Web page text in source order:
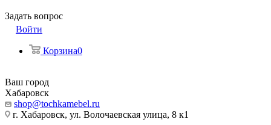
Задать вопрос
Войти
Корзина0
Ваш город
Хабаровск
shop@tochkamebel.ru
г. Хабаровск, ул. Волочаевская улица, 8 к1